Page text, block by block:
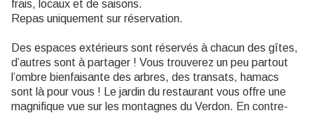
frais, locaux et de saisons.
Repas uniquement sur réservation.
Des espaces extérieurs sont réservés à chacun des gîtes,
d’autres sont à partager ! Vous trouverez un peu partout
l’ombre bienfaisante des arbres, des transats, hamacs
sont là pour vous ! Le jardin du restaurant vous offre une
magnifique vue sur les montagnes du Verdon. En contre-